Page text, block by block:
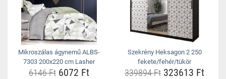
Mikroszálas ágynemű ALBS-
7303 200x220 cm Lasher
6146 Ft 6072 Ft
Szekrény Heksagon 2 250
fekete/fehér/tükör
339894 Ft 323613 Ft